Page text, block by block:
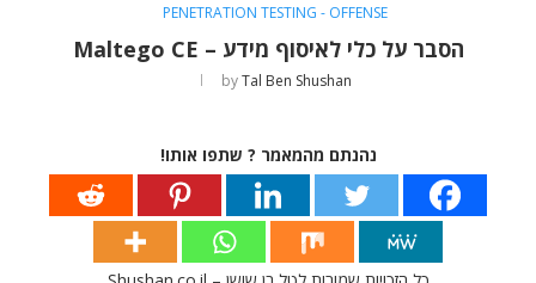
PENETRATION TESTING - OFFENSE
הסבר על כלי לאיסוף מידע – Maltego CE
byTal Ben Shushan
נהנתם מהמאמר ? שתפו אותו!